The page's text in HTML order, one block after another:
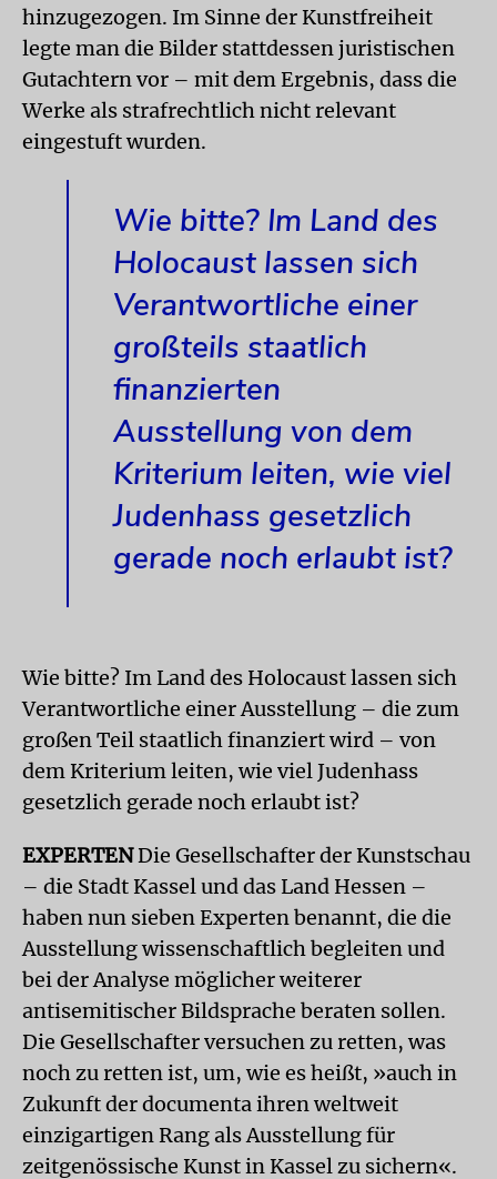
hinzugezogen. Im Sinne der Kunstfreiheit
legte man die Bilder stattdessen juristischen
Gutachtern vor – mit dem Ergebnis, dass die
Werke als strafrechtlich nicht relevant
eingestuft wurden.
Wie bitte? Im Land des
Holocaust lassen sich
Verantwortliche einer
großteils staatlich
finanzierten
Ausstellung von dem
Kriterium leiten, wie viel
Judenhass gesetzlich
gerade noch erlaubt ist?
Wie bitte? Im Land des Holocaust lassen sich
Verantwortliche einer Ausstellung – die zum
großen Teil staatlich finanziert wird – von
dem Kriterium leiten, wie viel Judenhass
gesetzlich gerade noch erlaubt ist?
EXPERTENDie Gesellschafter der Kunstschau
– die Stadt Kassel und das Land Hessen –
haben nun sieben Experten benannt, die die
Ausstellung wissenschaftlich begleiten und
bei der Analyse möglicher weiterer
antisemitischer Bildsprache beraten sollen.
Die Gesellschafter versuchen zu retten, was
noch zu retten ist, um, wie es heißt, »auch in
Zukunft der documenta ihren weltweit
einzigartigen Rang als Ausstellung für
zeitgenössische Kunst in Kassel zu sichern«.